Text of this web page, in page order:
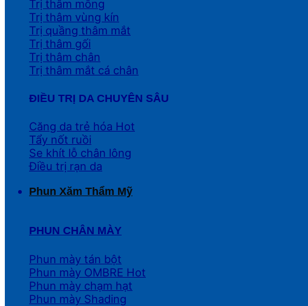
Trị thâm mông
Trị thâm vùng kín
Trị quầng thâm mắt
Trị thâm gối
Trị thâm chân
Trị thâm mắt cá chân
ĐIỀU TRỊ DA CHUYÊN SÂU
Căng da trẻ hóa
Tẩy nốt ruồi
Se khít lỗ chân lông
Điều trị rạn da
Phun Xăm Thẩm Mỹ
PHUN CHÂN MÀY
Phun mày tán bột
Phun mày OMBRE
Phun mày chạm hạt
Phun mày Shading